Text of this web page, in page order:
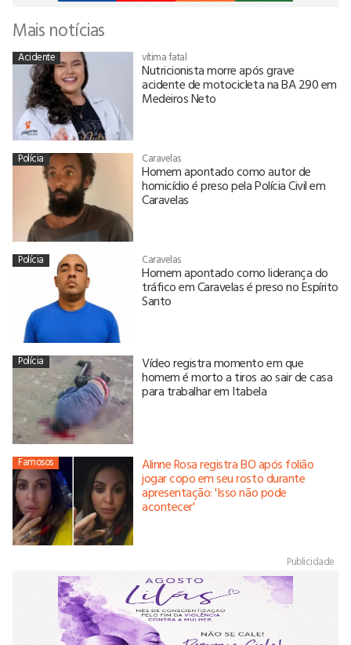
Mais notícias
Acidente vítima fatal
Nutricionista morre após grave
acidente de motocicleta na BA 290 em
Medeiros Neto
Polícia Caravelas
Homem apontado como autor de
homicídio é preso pela Polícia Civil em
Caravelas
Polícia Caravelas
Homem apontado como liderança do
tráfico em Caravelas é preso no Espírito
Santo
Polícia Vídeo registra momento em que
homem é morto a tiros ao sair de casa
para trabalhar em Itabela
Famosos Alinne Rosa registra BO após folião
jogar copo em seu rosto durante
apresentação: 'Isso não pode
acontecer'
Publicidade